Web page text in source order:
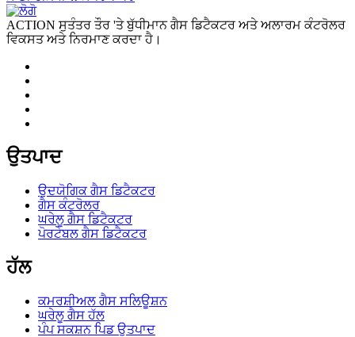
ACTION ਸੁਤੰਤਰ ਤੌਰ 'ਤੇ ਬੁੱਧੀਮਾਨ ਗੈਸ ਡਿਟੈਕਟਰ ਅਤੇ ਅਲਾਰਮ ਕੰਟਰੋਲਰ
ਵਿਕਸਤ ਅਤੇ ਨਿਰਮਾਣ ਕਰਦਾ ਹੈ।
ਉਤਪਾਦ
ਉਦਯੋਗਿਕ ਗੈਸ ਡਿਟੈਕਟਰ
ਗੈਸ ਕੰਟਰੋਲਰ
ਘਰੇਲੂ ਗੈਸ ਡਿਟੈਕਟਰ
ਪੋਰਟੇਬਲ ਗੈਸ ਡਿਟੈਕਟਰ
ਹੱਲ
ਕਮਰਸ਼ੀਅਲ ਗੈਸ ਸਲਿਊਸ਼ਨ
ਘਰੇਲੂ ਗੈਸ ਹੱਲ
ਪੰਪ ਸਕਸ਼ਨ ਪਿਡ ਉਤਪਾਦ